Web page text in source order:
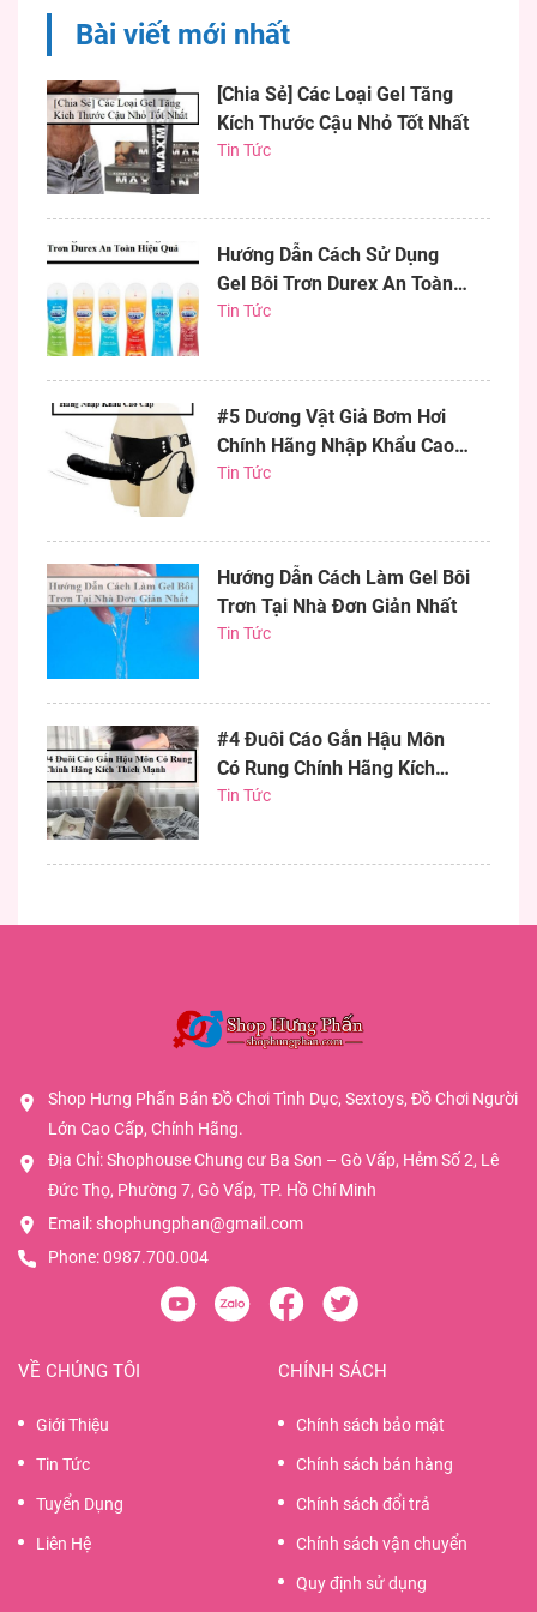
bơm...
Bài viết mới nhất
[Chia Sẻ] Các Loại Gel Tăng
Kích Thước Cậu Nhỏ Tốt Nhất
Tin Tức
Hướng Dẫn Cách Sử Dụng
Gel Bôi Trơn Durex An Toàn
Hiệu Quả
Tin Tức
#5 Dương Vật Giả Bơm Hơi
Chính Hãng Nhập Khẩu Cao
Cấp
Tin Tức
Hướng Dẫn Cách Làm Gel Bôi
Trơn Tại Nhà Đơn Giản Nhất
Tin Tức
#4 Đuôi Cáo Gắn Hậu Môn
Có Rung Chính Hãng Kích
Thích Mạnh
Tin Tức
Shop Hưng Phấn Bán Đồ Chơi Tình Dục, Sextoys, Đồ Chơi Người
Lớn Cao Cấp, Chính Hãng.
Địa Chỉ: Shophouse Chung cư Ba Son – Gò Vấp, Hẻm Số 2, Lê
Đức Thọ, Phường 7, Gò Vấp, TP. Hồ Chí Minh
Email: shophungphan@gmail.com
Phone:0987.700.004
VỀ CHÚNG TÔI
Giới Thiệu
Tin Tức
Tuyển Dụng
Liên Hệ
CHÍNH SÁCH
Chính sách bảo mật
Chính sách bán hàng
Chính sách đổi trả
Chính sách vận chuyển
Quy định sử dụng